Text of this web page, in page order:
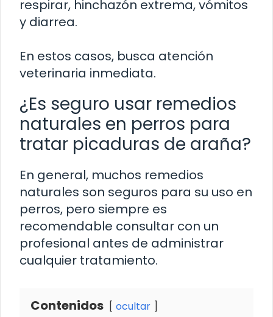
respirar, hinchazón extrema, vómitos
y diarrea.
En estos casos, busca atención
veterinaria inmediata.
¿Es seguro usar remedios
naturales en perros para
tratar picaduras de araña?
En general, muchos remedios
naturales son seguros para su uso en
perros, pero siempre es
recomendable consultar con un
profesional antes de administrar
cualquier tratamiento.
Contenidos ocultar